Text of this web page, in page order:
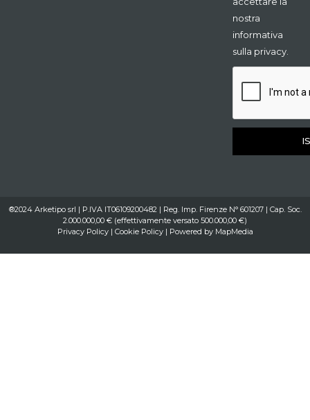
nostra
informativa
sulla privacy.
®2024 Arketipo srl | P.IVA IT06109200482 | Reg. Imp. Firenze N° 601207 | Cap. Soc.
2.000.000,00 € (effettivamente versato 500.000,00 €)
Privacy Policy| Cookie Policy| Powered by MapMedia